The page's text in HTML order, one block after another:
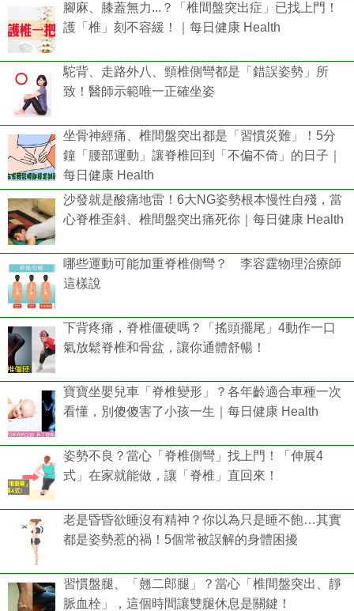
腳麻、膝蓋無力...？「椎間盤突出症」已找上門！
護「椎」刻不容緩！｜每日健康 Health
駝背、走路外八、頸椎側彎都是「錯誤姿勢」所
致！醫師示範唯一正確坐姿
坐骨神經痛、椎間盤突出都是「習慣災難」！5分
鐘「腰部運動」讓脊椎回到「不偏不倚」的日子｜
每日健康 Health
沙發就是酸痛地雷！6大NG姿勢根本慢性自殘，當
心脊椎歪斜、椎間盤突出痛死你｜每日健康 Health
哪些運動可能加重脊椎側彎？ 李容霆物理治療師
這樣說
下背疼痛，脊椎僵硬嗎？「搖頭擺尾」4動作一口
氣放鬆脊椎和骨盆，讓你通體舒暢！
寶寶坐嬰兒車「脊椎變形」？各年齡適合車種一次
看懂，別傻傻害了小孩一生｜每日健康 Health
姿勢不良？當心「脊椎側彎」找上門！「伸展4
式」在家就能做，讓「脊椎」直回來！
老是昏昏欲睡沒有精神？你以為只是睡不飽…其實
都是姿勢惹的禍！5個常被誤解的身體困擾
習慣盤腿、「翹二郎腿」？當心「椎間盤突出、靜
脈血栓」，這個時間讓雙腿休息是關鍵！